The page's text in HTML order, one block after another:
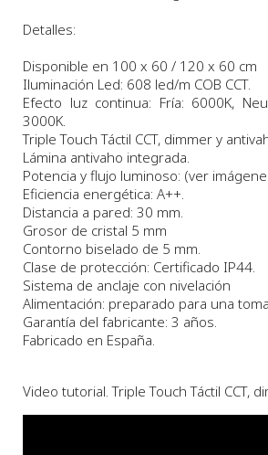
Detalles:
Disponible en 100 x 60 / 120 x 60 cm
Iluminación Led: 608 led/m COB CCT.
Efecto luz continua: Fría: 6000K,
3000K.
Triple Touch Táctil CCT, dimmer y
Lámina antivaho integrada.
Potencia y flujo luminoso: (ver
Eficiencia energética: A++.
Distancia a pared: 30 mm.
Grosor de cristal 5 mm
Contorno biselado de 5 mm.
Clase de protección: Certificado IP44.
Sistema de anclaje con nivelación
Alimentación: preparado para una
Garantía del fabricante: 3 años.
Fabricado en España.
Video tutorial. Triple Touch Táctil CCT,